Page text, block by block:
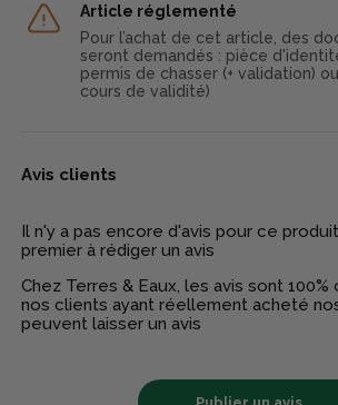
Article réglementé
Pour l’achat de cet article, des
seront demandés : pièce
permis de chasser (+ validation)
cours de validité)
Avis clients
Il n'y a pas encore d'avis pour ce
premier à rédiger un avis
Chez Terres & Eaux, les avis sont
nos clients ayant réellement acheté
peuvent laisser un avis